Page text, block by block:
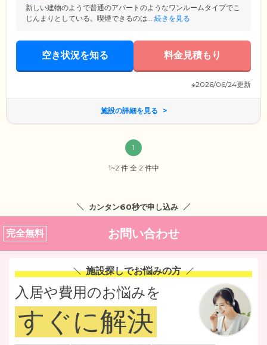
新しい建物のようで普通のアパートのようなワンルームタイプでこ
じんまりとしている。喫煙できるのは... 続きを見る
空き状況を知る 料金見積もり
※2026/06/24更新
施設の詳細を見る
1
1~2 件 全 2 件中
カンタン60秒で申し込み
完全無料 お問い合わせ
施設探しでお悩みの方
入居や費用のお悩みを
すぐに解決